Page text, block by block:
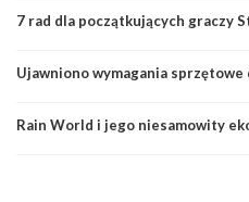
7 rad dla początkujących graczy
Ujawniono wymagania sprzętowe
Rain World i jego niesamowity